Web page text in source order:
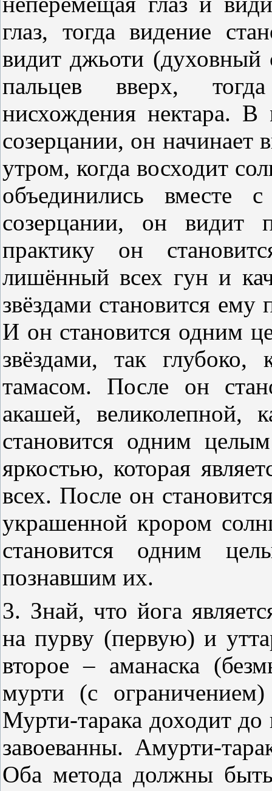
глаз, тогда видение
видит джьоти (духовный
пальцев вверх,
нисхождения нектара.
созерцании, он начинает
утром, когда восходит
объединились вместе
созерцании, он видит
практику он
лишённый всех гун и
звёздами становится
И он становится одним
звёздами, так
тамасом. После он
акашей,
становится одним
яркостью, которая
всех. После он
украшенной крором
становится одним
познавшим их.
3. Знай, что йога
на пурву (первую) и
второе – аманаска
мурти (с
Мурти-тарака доходит до
завоеванны. Амурти-
Оба метода должны